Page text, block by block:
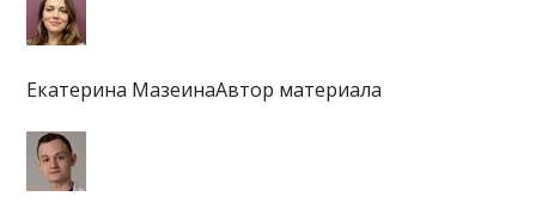
Екатерина МазеинаАвтор материала